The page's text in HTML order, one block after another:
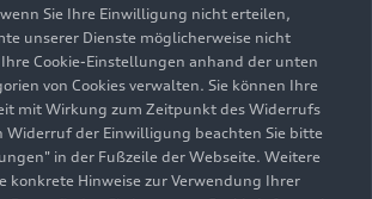
Sie Ihre Einwilligung nicht erteilen,
unserer Dienste möglicherweise nicht
Cookie-Einstellungen anhand der unten
von Cookies verwalten. Sie können Ihre
mit Wirkung zum Zeitpunkt des Widerrufs
Widerruf der Einwilligung beachten Sie bitte
in der Fußzeile der Webseite. Weitere
konkrete Hinweise zur Verwendung Ihrer